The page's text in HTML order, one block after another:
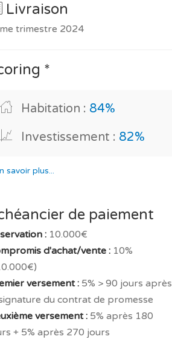
Livraison
trimestre 2024
*
Habitation : 84%
Investissement : 82%
savoir plus...
de paiement
: 10.000€
d'achat/vente : 10%
versement : 5% > 90 jours après
du contrat de promesse
versement : 5% après 180
+ 5% après 270 jours